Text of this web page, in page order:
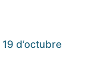
d’octubre